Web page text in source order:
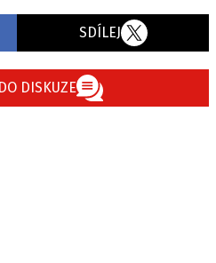
SDÍLEJ
DISKUZE